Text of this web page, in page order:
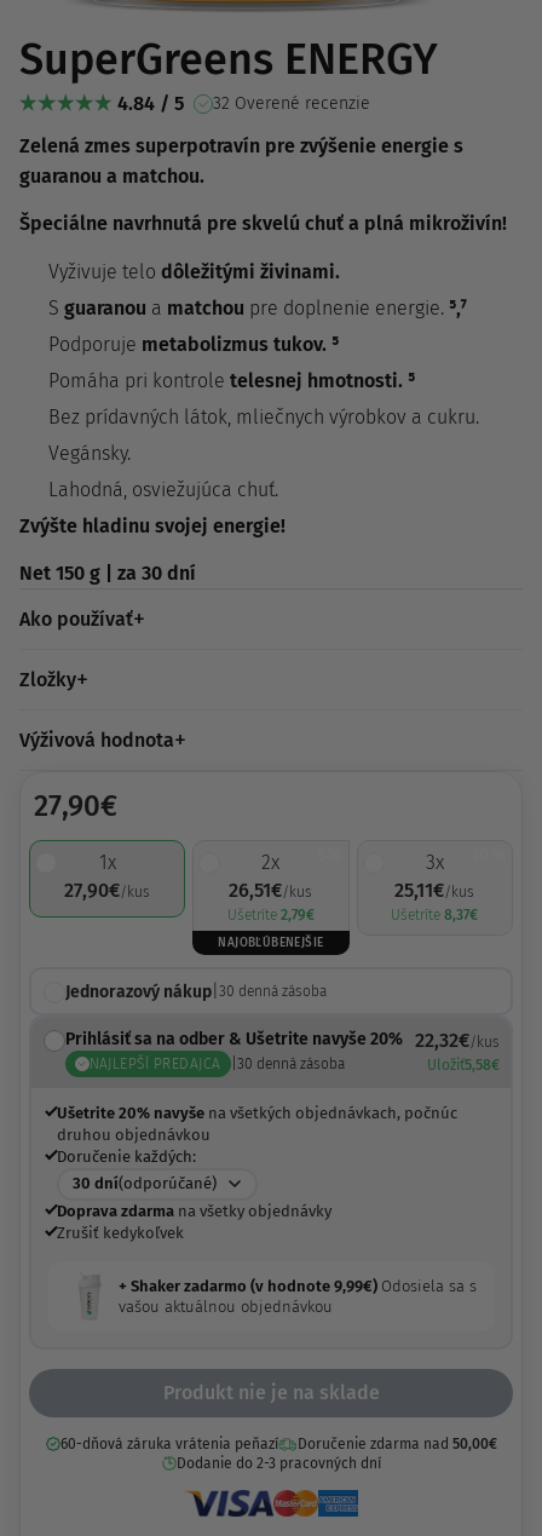
SuperGreens ENERGY
4.84 / 5 32 Overené recenzie
Zelená zmes superpotravín pre zvýšenie energie s
guaranou a matchou.
Špeciálne navrhnutá pre skvelú chuť a plná mikroživín!
Vyživuje telo dôležitými živinami.
S guaranou a matchou pre doplnenie energie. ⁵,⁷
Podporuje metabolizmus tukov. ⁵
Pomáha pri kontrole telesnej hmotnosti. ⁵
Bez prídavných látok, mliečnych výrobkov a cukru.
Vegánsky.
Lahodná, osviežujúca chuť.
Zvýšte hladinu svojej energie!
Net 150 g | za 30 dní
Ako používať
Zložky
Výživová hodnota
27,90€
1x
27,90€/kus
2x
26,51€/kus
Ušetríte 2,79€
NAJOBĽÚBENEJŠIE
3x
25,11€/kus
Ušetríte8,37€
Jednorazový nákup| 30 denná zásoba
Prihlásiť sa na odber & Ušetrite navyše 20%
NAJLEPŠÍ PREDAJCA | 30 denná zásoba
22,32€/kus
Uložiť5,58€
Ušetrite 20% navyšena všetkých objednávkach, počnúc
druhou objednávkou
Doručenie každých:
30 dní(odporúčané)
Doprava zdarmana všetky objednávky
Zrušiť kedykoľvek
+ Shaker zadarmo (v hodnote 9,99€) Odosiela sa s
vašou aktuálnou objednávkou
Produkt nie je na sklade
60-dňová záruka vrátenia peňazí Doručenie zdarma nad 50,00€
Dodanie do 2-3 pracovných dní